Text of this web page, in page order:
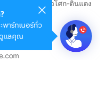
พาร์ทเนอร์ทั่ว
ดูแลคุณ
อร์ ชั้น 22 ถนนอโศก-ดินแดง
นแดง
10400